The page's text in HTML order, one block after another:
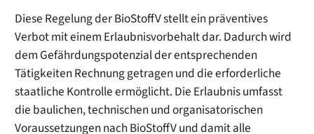
Diese Regelung der BioStoffV stellt ein präventives
Verbot mit einem Erlaubnisvorbehalt dar. Dadurch wird
dem Gefährdungspotenzial der entsprechenden
Tätigkeiten Rechnung getragen und die erforderliche
staatliche Kontrolle ermöglicht. Die Erlaubnis umfasst
die baulichen, technischen und organisatorischen
Voraussetzungen nach BioStoffV und damit alle